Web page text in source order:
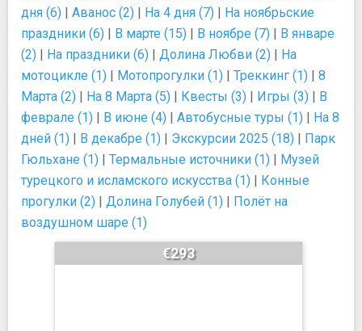
дня (6) | Аванос (2) | На 4 дня (7) | На ноябрьские
праздники (6) | В марте (15) | В ноябре (7) | В январе
(2) | На праздники (6) | Долина Любви (2) | На
мотоцикле (1) | Мотопрогулки (1) | Треккинг (1) | 8
Марта (2) | На 8 Марта (5) | Квесты (3) | Игры (3) | В
феврале (1) | В июне (4) | Автобусные туры (1) | На 8
дней (1) | В декабре (1) | Экскурсии 2025 (18) | Парк
Гюльхане (1) | Термальные источники (1) | Музей
турецкого и исламского искусства (1) | Конные
прогулки (2) | Долина Голубей (1) | Полёт на
воздушном шаре (1)
€293